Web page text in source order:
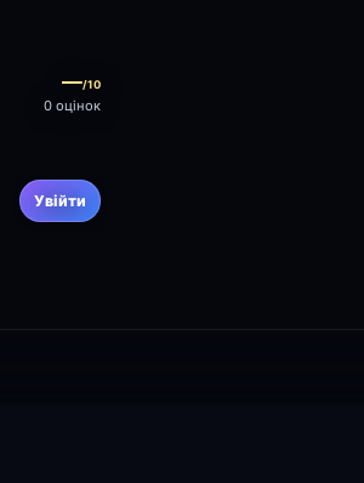
—/10
0 оцінок
Увійти